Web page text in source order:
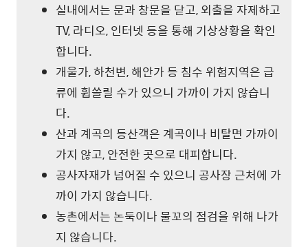
실내에서는 문과 창문을 닫고, 외출을 자제하고
TV, 라디오, 인터넷 등을 통해 기상상황을 확인
합니다.
개울가, 하천변, 해안가 등 침수 위험지역은 급
류에 휩쓸릴 수가 있으니 가까이 가지 않습니
다.
산과 계곡의 등산객은 계곡이나 비탈면 가까이
가지 않고, 안전한 곳으로 대피합니다.
공사자재가 넘어질 수 있으니 공사장 근처에 가
까이 가지 않습니다.
농촌에서는 논둑이나 물꼬의 점검을 위해 나가
지 않습니다.